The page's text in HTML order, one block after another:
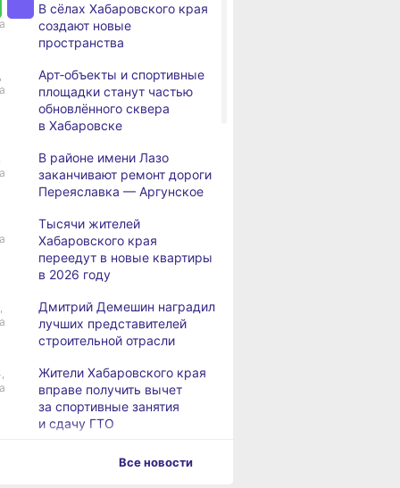
В сёлах Хабаровского края
создают новые
пространства
Арт‑объекты и спортивные
площадки станут частью
обновлённого сквера
в Хабаровске
В районе имени Лазо
заканчивают ремонт дороги
Переяславка — Аргунское
Тысячи жителей
Хабаровского края
переедут в новые квартиры
в 2026 году
Дмитрий Демешин наградил
лучших представителей
строительной отрасли
Жители Хабаровского края
вправе получить вычет
за спортивные занятия
и сдачу ГТО
В Хабаровске уровень
Все новости